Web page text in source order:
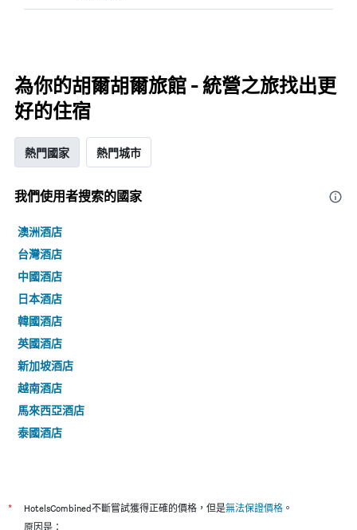
為你的胡爾胡爾旅館 - 統營之旅找出更
好的住宿
熱門國家 熱門城市
我們使用者搜索的國家
澳洲酒店
台灣酒店
中國酒店
日本酒店
韓國酒店
英國酒店
新加坡酒店
越南酒店
馬來西亞酒店
泰國酒店
* HotelsCombined不斷嘗試獲得正確的價格，但是無法保證價格 。
原因是：